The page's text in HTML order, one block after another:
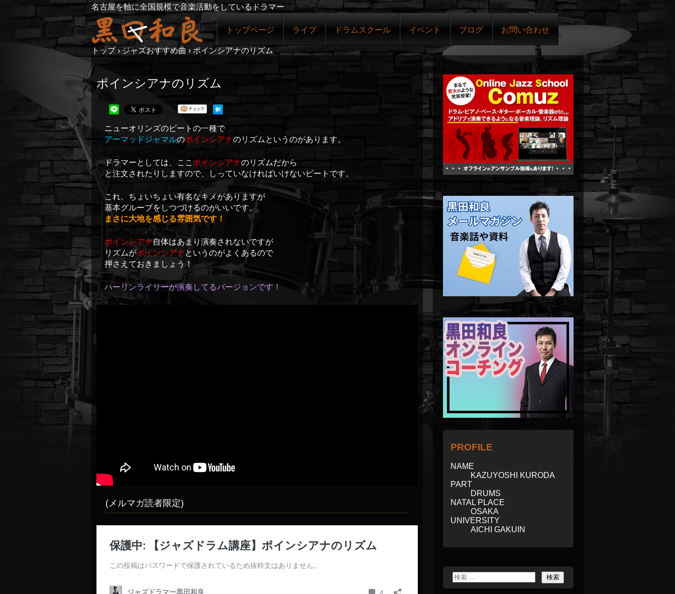
名古屋を軸に全国規模で音楽活動をしているドラマー
トップページ ライブ ドラムスクール イベント ブログ お問い合わせ
トップ › ジャズおすすめ曲 › ポインシアナのリズム
ポインシアナのリズム
ニューオリンズのビートの一種で
アーマッドジャマルのポインシアナのリズムというのがあります。
ドラマーとしては、ここ ポインシアナのリズムだから
と注文されたりしますので、しっていなければいけないビートです。
これ、ちょいちょい有名なキメがありますが
基本グルーブをしつづけるのがいいです。
まさに大地を感じる雰囲気です！
ポインシアナ自体はあまり演奏されないですが
リズムがポインシアナというのがよくあるので
押さえておきましょう！
ハーリンライリーが演奏してるバージョンです！
(メルマガ読者限定)
PROFILE
NAME
KAZUYOSHI KURODA
PART
DRUMS
NATAL PLACE
OSAKA
UNIVERSITY
AICHI GAKUIN